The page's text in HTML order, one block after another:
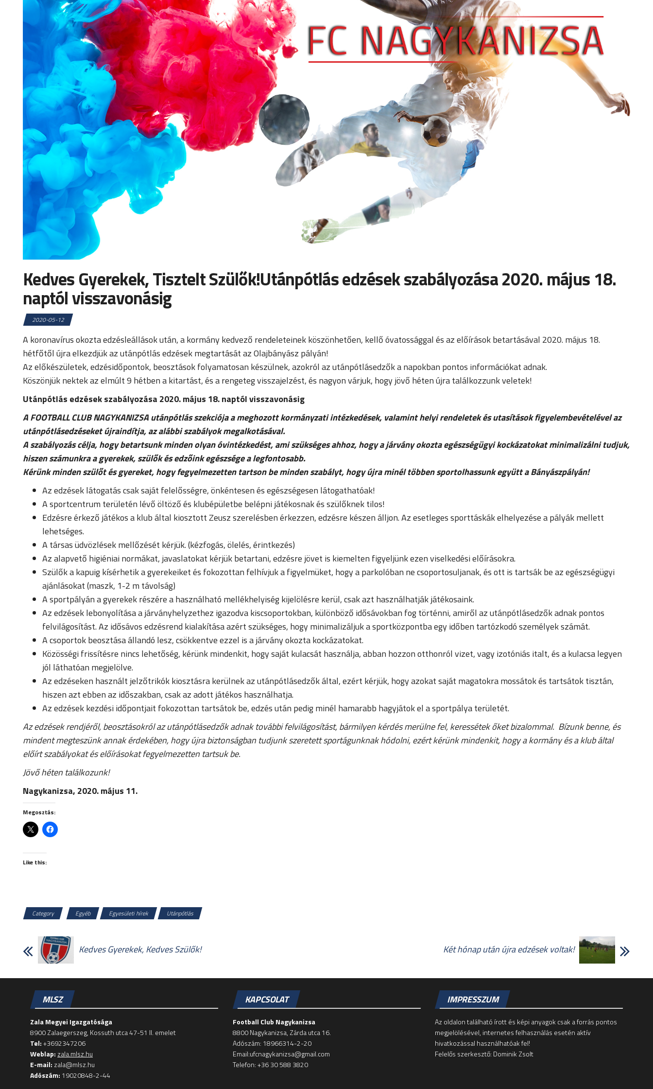
Kedves Gyerekek, Tisztelt Szülők!Utánpótlás edzések szabályozása 2020. május 18.
naptól visszavonásig
2020-05-12
A koronavírus okozta edzésleállások után, a kormány kedvező rendeleteinek köszönhetően, kellő óvatossággal és az előírások betartásával 2020. május 18.
hétfőtől újra elkezdjük az utánpótlás edzések megtartását az Olajbányász pályán!
Az előkészületek, edzésidőpontok, beosztások folyamatosan készülnek, azokról az utánpótlásedzők a napokban pontos információkat adnak.
Köszönjük nektek az elmúlt 9 hétben a kitartást, és a rengeteg visszajelzést, és nagyon várjuk, hogy jövő héten újra találkozzunk veletek!
Utánpótlás edzések szabályozása 2020. május 18. naptól visszavonásig
A FOOTBALL CLUB NAGYKANIZSA utánpótlás szekciója a meghozott kormányzati intézkedések, valamint helyi rendeletek és utasítások figyelembevételével az
utánpótlásedzéseket újraindítja, az alábbi szabályok megalkotásával.
A szabályozás célja, hogy betartsunk minden olyan óvintézkedést, ami szükséges ahhoz, hogy a járvány okozta egészségügyi kockázatokat minimalizálni tudjuk,
hiszen számunkra a gyerekek, szülők és edzőink egészsége a legfontosabb.
Kérünk minden szülőt és gyereket, hogy fegyelmezetten tartson be minden szabályt, hogy újra minél többen sportolhassunk együtt a Bányászpályán!
Az edzések látogatás csak saját felelősségre, önkéntesen és egészségesen látogathatóak!
A sportcentrum területén lévő öltöző és klubépületbe belépni játékosnak és szülőknek tilos!
Edzésre érkező játékos a klub által kiosztott Zeusz szerelésben érkezzen, edzésre készen álljon. Az esetleges sporttáskák elhelyezése a pályák mellett
lehetséges.
A társas üdvözlések mellőzését kérjük. (kézfogás, ölelés, érintkezés)
Az alapvető higiéniai normákat, javaslatokat kérjük betartani, edzésre jövet is kiemelten figyeljünk ezen viselkedési előírásokra.
Szülők a kapuig kísérhetik a gyerekeiket és fokozottan felhívjuk a figyelmüket, hogy a parkolóban ne csoportosuljanak, és ott is tartsák be az egészségügyi
ajánlásokat (maszk, 1-2 m távolság)
A sportpályán a gyerekek részére a használható mellékhelyiség kijelölésre kerül, csak azt használhatják játékosaink.
Az edzések lebonyolítása a járványhelyzethez igazodva kiscsoportokban, különböző idősávokban fog történni, amiről az utánpótlásedzők adnak pontos
felvilágosítást. Az idősávos edzésrend kialakítása azért szükséges, hogy minimalizáljuk a sportközpontba egy időben tartózkodó személyek számát.
A csoportok beosztása állandó lesz, csökkentve ezzel is a járvány okozta kockázatokat.
Közösségi frissítésre nincs lehetőség, kérünk mindenkit, hogy saját kulacsát használja, abban hozzon otthonról vizet, vagy izotóniás italt, és a kulacsa legyen
jól láthatóan megjelölve.
Az edzéseken használt jelzőtrikók kiosztásra kerülnek az utánpótlásedzők által, ezért kérjük, hogy azokat saját magatokra mossátok és tartsátok tisztán,
hiszen azt ebben az időszakban, csak az adott játékos használhatja.
Az edzések kezdési időpontjait fokozottan tartsátok be, edzés után pedig minél hamarabb hagyjátok el a sportpálya területét.
Az edzések rendjéről, beosztásokról az utánpótlásedzők adnak további felvilágosítást, bármilyen kérdés merülne fel, keressétek őket bizalommal. Bízunk benne, és
mindent megteszünk annak érdekében, hogy újra biztonságban tudjunk szeretett sportágunknak hódolni, ezért kérünk mindenkit, hogy a kormány és a klub által
előírt szabályokat és előírásokat fegyelmezetten tartsuk be.
Jövő héten találkozunk!
Nagykanizsa, 2020. május 11.
Megosztás:
Like this:
Category Egyéb Egyesületi hírek Utánpótlás
Kedves Gyerekek, Kedves Szülők! Két hónap után újra edzések voltak!
MLSZ
Zala Megyei Igazgatósága
8900 Zalaegerszeg, Kossuth utca 47-51 II. emelet
Tel:+3692347206
Weblap: zala.mlsz.hu
E-mail: zala@mlsz.hu
Adószám: 19020848-2-44
KAPCSOLAT
Football Club Nagykanizsa
8800 Nagykanizsa, Zárda utca 16.
Adószám: 18966314-2-20
Email:ufcnagykanizsa@gmail.com
Telefon: +36 30 588 3820
IMPRESSZUM
Az oldalon található írott és képi anyagok csak a forrás pontos
megjelölésével, internetes felhasználás esetén aktív
hivatkozással használhatóak fel!
Felelős szerkesztő: Dominik Zsolt